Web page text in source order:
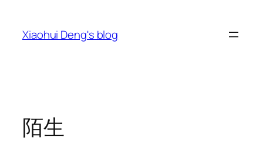
Xiaohui Deng's blog
陌生